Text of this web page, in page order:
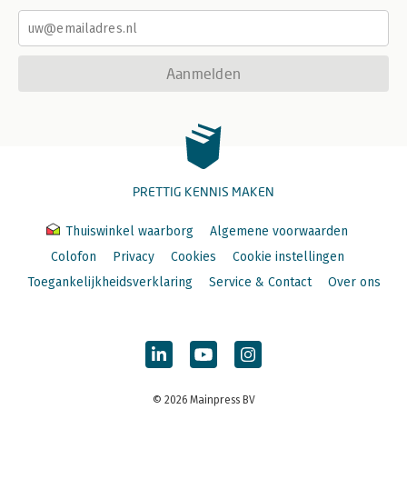
Aanmelden
PRETTIG KENNIS MAKEN
Thuiswinkel waarborg
Algemene voorwaarden
Colofon
Privacy Cookies
Cookie instellingen
Toegankelijkheidsverklaring
Service & Contact Over ons
© 2026 Mainpress BV